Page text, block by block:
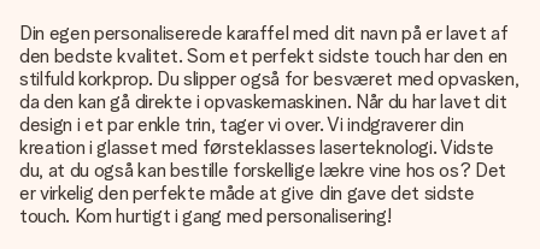
Din egen personaliserede karaffel med dit navn på er lavet af
den bedste kvalitet. Som et perfekt sidste touch har den en
stilfuld korkprop. Du slipper også for besværet med opvasken,
da den kan gå direkte i opvaskemaskinen. Når du har lavet dit
design i et par enkle trin, tager vi over. Vi indgraverer din
kreation i glasset med førsteklasses laserteknologi. Vidste
du, at du også kan bestille forskellige lækre vine hos os? Det
er virkelig den perfekte måde at give din gave det sidste
touch. Kom hurtigt i gang med personalisering!